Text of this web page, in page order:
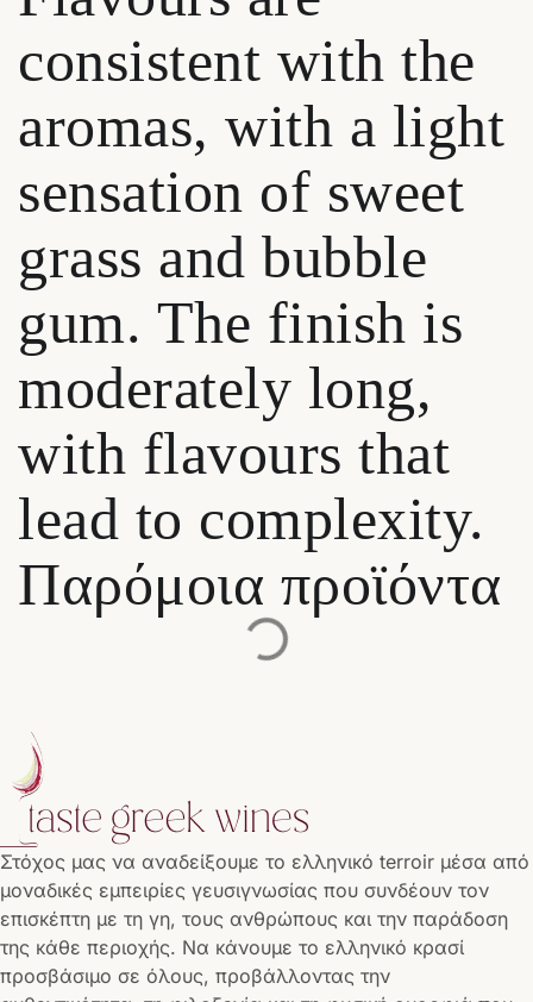
consistent with the
aromas, with a light
sensation of sweet
grass and bubble
gum. The finish is
moderately long,
with flavours that
lead to complexity.
Παρόμοια προϊόντα
Στόχος μας να αναδείξουμε το ελληνικό terroir μέσα από
μοναδικές εμπειρίες γευσιγνωσίας που συνδέουν τον
επισκέπτη με τη γη, τους ανθρώπους και την παράδοση
της κάθε περιοχής. Να κάνουμε το ελληνικό κρασί
προσβάσιμο σε όλους, προβάλλοντας την